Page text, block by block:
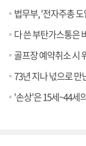
법무부, '전자주총
다 쓴 부탄가스통은
골프장 예약취소 시
73년 지나 넋으로 만난
'손상'은 15세~44세